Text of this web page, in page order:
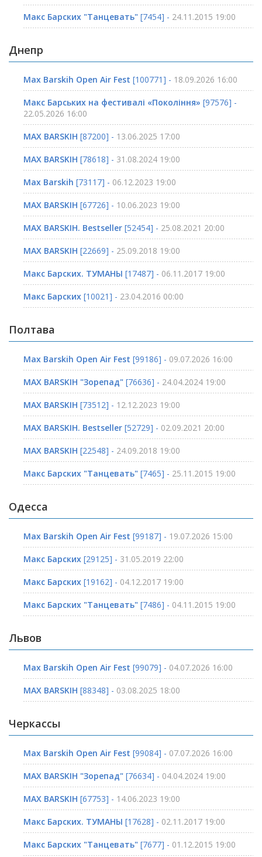
Макс Барских "Танцевать" [7454] - 24.11.2015 19:00
Днепр
Max Barskih Open Air Fest [100771] - 18.09.2026 16:00
Макс Барських на фестивалі «Покоління» [97576] -
22.05.2026 16:00
MAX BARSKIH [87200] - 13.06.2025 17:00
MAX BARSKIH [78618] - 31.08.2024 19:00
Max Barskih [73117] - 06.12.2023 19:00
MAX BARSKIH [67726] - 10.06.2023 19:00
MAX BARSKIH. Bestseller [52454] - 25.08.2021 20:00
MAX BARSKIH [22669] - 25.09.2018 19:00
Макс Барских. ТУМАНЫ [17487] - 06.11.2017 19:00
Макс Барских [10021] - 23.04.2016 00:00
Полтава
Max Barskih Open Air Fest [99186] - 09.07.2026 16:00
MAX BARSKIH "Зорепад" [76636] - 24.04.2024 19:00
MAX BARSKIH [73512] - 12.12.2023 19:00
MAX BARSKIH. Bestseller [52729] - 02.09.2021 20:00
MAX BARSKIH [22548] - 24.09.2018 19:00
Макс Барских "Танцевать" [7465] - 25.11.2015 19:00
Одесса
Max Barskih Open Air Fest [99187] - 19.07.2026 15:00
Макс Барских [29125] - 31.05.2019 22:00
Макс Барских [19162] - 04.12.2017 19:00
Макс Барских "Танцевать" [7486] - 04.11.2015 19:00
Львов
Max Barskih Open Air Fest [99079] - 04.07.2026 16:00
MAX BARSKIH [88348] - 03.08.2025 18:00
Черкассы
Max Barskih Open Air Fest [99084] - 07.07.2026 16:00
MAX BARSKIH "Зорепад" [76634] - 04.04.2024 19:00
MAX BARSKIH [67753] - 14.06.2023 19:00
Макс Барских. ТУМАНЫ [17628] - 02.11.2017 19:00
Макс Барских "Танцевать" [7677] - 01.12.2015 19:00